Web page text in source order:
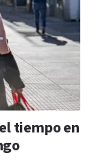
tiempo en